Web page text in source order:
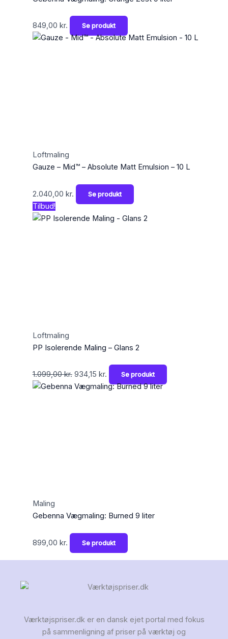
849,00 kr. Se produkt
Loftmaling
Gauze – Mid™ – Absolute Matt Emulsion – 10 L
2.040,00 kr. Se produkt
Tilbud!
Loftmaling
PP Isolerende Maling – Glans 2
1.099,00kr. 934,15 kr. Se produkt
Maling
Gebenna Vægmaling: Burned 9 liter
899,00 kr. Se produkt
Værktøjspriser.dk er en dansk ejet portal med fokus
på sammenligning af priser på værktøj og